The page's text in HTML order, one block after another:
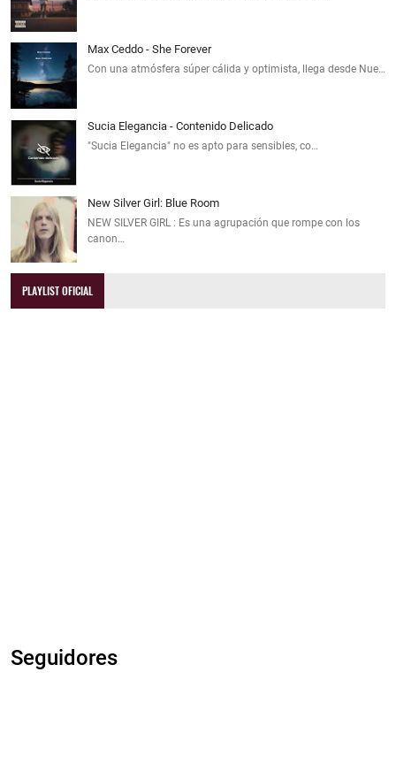
Max Ceddo - She Forever
Con una atmósfera súper cálida y optimista, llega desde Nue…
Sucia Elegancia - Contenido Delicado
"Sucia Elegancia" no es apto para sensibles, co…
New Silver Girl: Blue Room
NEW SILVER GIRL : Es una agrupación que rompe con los
canon…
PLAYLIST OFICIAL
Seguidores